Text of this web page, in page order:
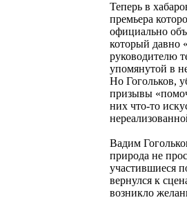
Теперь в
премьера
официально
который давно
руководителю
упомянутой в
Но Гогольков,
призывы
них что-то
Вадим
природа не
участившиеся
вернулся к
возникло